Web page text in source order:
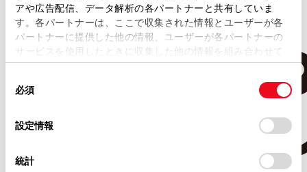
アや広告配信、データ解析の各パートナーと共有していま
す。各パートナーは、ここで収集された情報とユーザーが各
パートナーに提供した他の情報、ユーザーが各パートナーの
サービスを使用したときに収集した他の情報を組み合わせて
使用することがあります。当ウェブサイトの使用を続行する
デバイスにすべてのCookie(クッキー)が保存されることに同
意したことになります。Cookie(クッキー)のオプトアウト、
設定の変更、同意を撤回したりするにあたっては、当社の
「Cookie（クッキー）情報の取り扱いについて
」をご覧くだ
必須
設定情報
統計